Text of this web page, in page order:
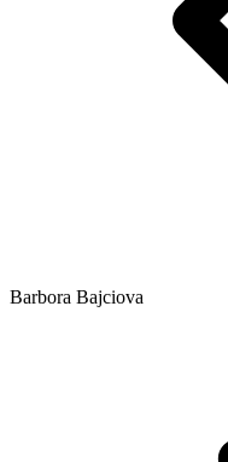
Barbora Bajciova